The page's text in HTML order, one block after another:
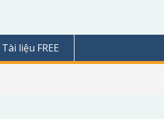
Tài liệu FREE